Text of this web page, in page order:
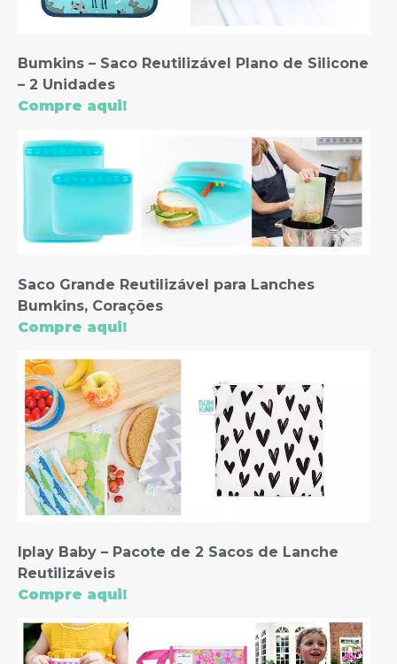
Bumkins – Saco Reutilizável Plano de Silicone
– 2 Unidades
Compre aqui!
Saco Grande Reutilizável para Lanches
Bumkins, Corações
Compre aqui!
Iplay Baby – Pacote de 2 Sacos de Lanche
Reutilizáveis
Compre aqui!